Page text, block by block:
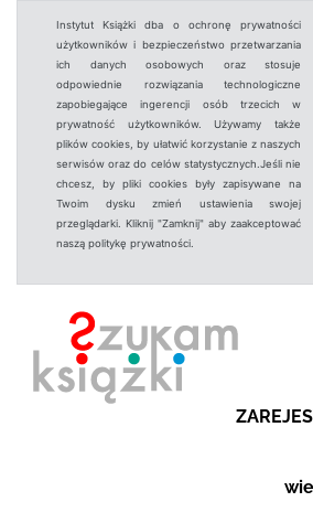
Instytut Książki dba o ochronę prywatności
użytkowników i bezpieczeństwo przetwarzania
ich danych osobowych oraz stosuje
odpowiednie rozwiązania technologiczne
zapobiegające ingerencji osób trzecich w
prywatność użytkowników. Używamy także
plików cookies, by ułatwić korzystanie z naszych
serwisów oraz do celów statystycznych.Jeśli nie
chcesz, by pliki cookies były zapisywane na
Twoim dysku zmień ustawienia swojej
przeglądarki. Kliknij "Zamknij" aby zaakceptować
naszą politykę prywatności.